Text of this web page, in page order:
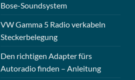
Bose-Soundsystem
VW Gamma 5 Radio verkabeln
Steckerbelegung
Den richtigen Adapter fürs
Autoradio finden – Anleitung